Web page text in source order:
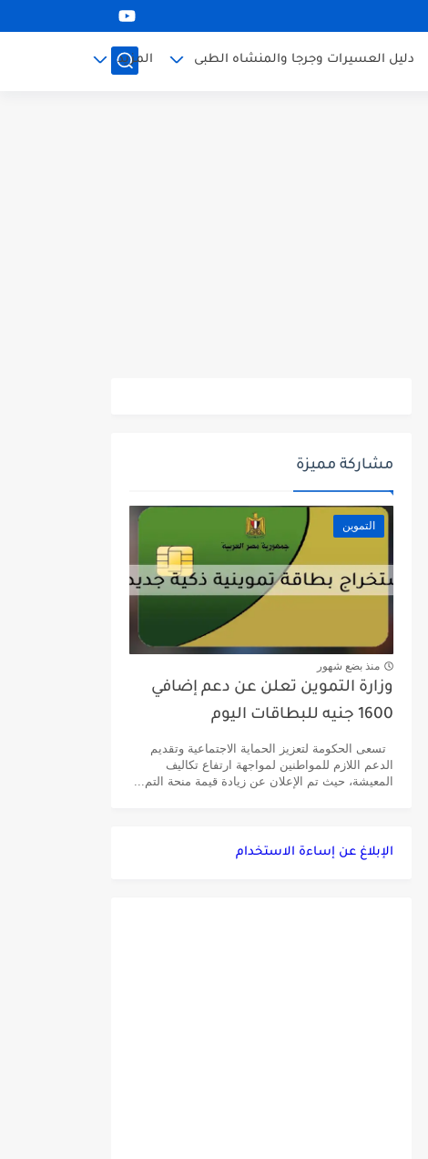
دليل العسيرات وجرجا والمنشاه الطبى المزيد
مشاركة مميزة
التموين
منذ بضع شهور
وزارة التموين تعلن عن دعم إضافي
1600 جنيه للبطاقات اليوم
تسعى الحكومة لتعزيز الحماية الاجتماعية وتقديم
الدعم اللازم للمواطنين لمواجهة ارتفاع تكاليف
المعيشة، حيث تم الإعلان عن زيادة قيمة منحة التم...
الإبلاغ عن إساءة الاستخدام